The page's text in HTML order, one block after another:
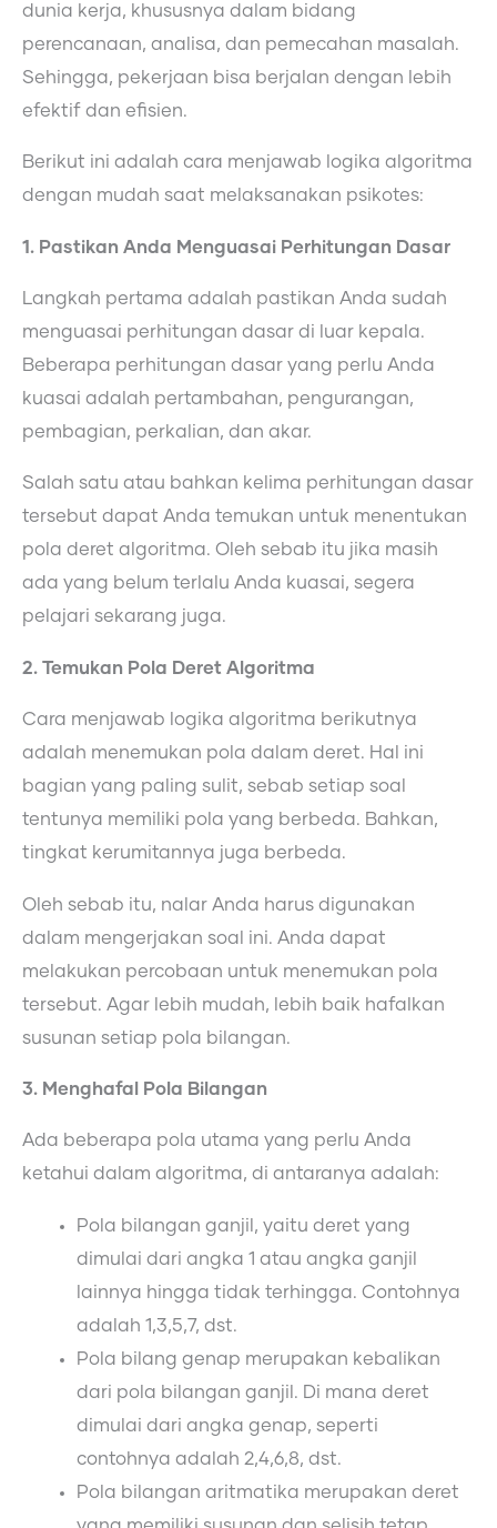
dunia kerja, khususnya dalam bidang
perencanaan, analisa, dan pemecahan masalah.
Sehingga, pekerjaan bisa berjalan dengan lebih
efektif dan efisien.
Berikut ini adalah cara menjawab logika algoritma
dengan mudah saat melaksanakan psikotes:
1. Pastikan Anda Menguasai Perhitungan Dasar
Langkah pertama adalah pastikan Anda sudah
menguasai perhitungan dasar di luar kepala.
Beberapa perhitungan dasar yang perlu Anda
kuasai adalah pertambahan, pengurangan,
pembagian, perkalian, dan akar.
Salah satu atau bahkan kelima perhitungan dasar
tersebut dapat Anda temukan untuk menentukan
pola deret algoritma. Oleh sebab itu jika masih
ada yang belum terlalu Anda kuasai, segera
pelajari sekarang juga.
2. Temukan Pola Deret Algoritma
Cara menjawab logika algoritma berikutnya
adalah menemukan pola dalam deret. Hal ini
bagian yang paling sulit, sebab setiap soal
tentunya memiliki pola yang berbeda. Bahkan,
tingkat kerumitannya juga berbeda.
Oleh sebab itu, nalar Anda harus digunakan
dalam mengerjakan soal ini. Anda dapat
melakukan percobaan untuk menemukan pola
tersebut. Agar lebih mudah, lebih baik hafalkan
susunan setiap pola bilangan.
3. Menghafal Pola Bilangan
Ada beberapa pola utama yang perlu Anda
ketahui dalam algoritma, di antaranya adalah:
Pola bilangan ganjil, yaitu deret yang
dimulai dari angka 1 atau angka ganjil
lainnya hingga tidak terhingga. Contohnya
adalah 1,3,5,7, dst.
Pola bilang genap merupakan kebalikan
dari pola bilangan ganjil. Di mana deret
dimulai dari angka genap, seperti
contohnya adalah 2,4,6,8, dst.
Pola bilangan aritmatika merupakan deret